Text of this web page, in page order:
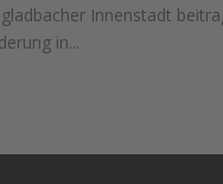
Innenstadt
in...